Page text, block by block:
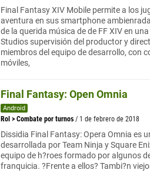
Final Fantasy XIV Mobile permite a los
aventura en sus smartphone
de la querida música de de FF XIV en
Studios supervisión del productor y
miembros del equipo de desarrollo, con
móviles,
Final Fantasy: Open Omnia
Android
Rol > Combate por turnos / 1 de febrero de 2018
Dissidia Final Fantasy: Opera Omnia es
desarrollada por Team Ninja y Square
equipo de h?roes formado por algunos
franquicia. ?Frente a ellos? Tambi?n